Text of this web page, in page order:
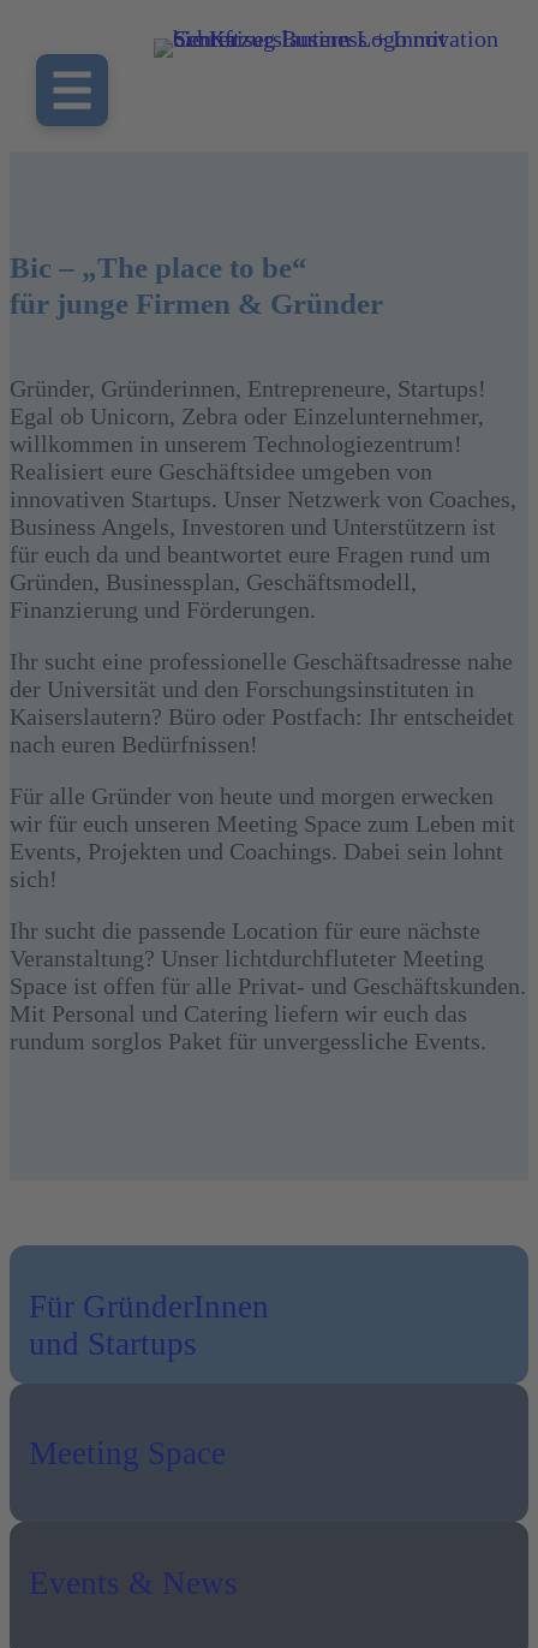
Bic – „The place to be“
für junge Firmen & Gründer
Gründer, Gründerinnen, Entrepreneure, Startups!
Egal ob Unicorn, Zebra oder Einzelunternehmer,
willkommen in unserem Technologiezentrum!
Realisiert eure Geschäftsidee umgeben von
innovativen Startups. Unser Netzwerk von Coaches,
Business Angels, Investoren und Unterstützern ist
für euch da und beantwortet eure Fragen rund um
Gründen, Businessplan, Geschäftsmodell,
Finanzierung und Förderungen.
Ihr sucht eine professionelle Geschäftsadresse nahe
der Universität und den Forschungsinstituten in
Kaiserslautern? Büro oder Postfach: Ihr entscheidet
nach euren Bedürfnissen!
Für alle Gründer von heute und morgen erwecken
wir für euch unseren Meeting Space zum Leben mit
Events, Projekten und Coachings. Dabei sein lohnt
sich!
Ihr sucht die passende Location für eure nächste
Veranstaltung? Unser lichtdurchfluteter Meeting
Space ist offen für alle Privat- und Geschäftskunden.
Mit Personal und Catering liefern wir euch das
rundum sorglos Paket für unvergessliche Events.
Für GründerInnen
und Startups
Meeting Space
Events & News